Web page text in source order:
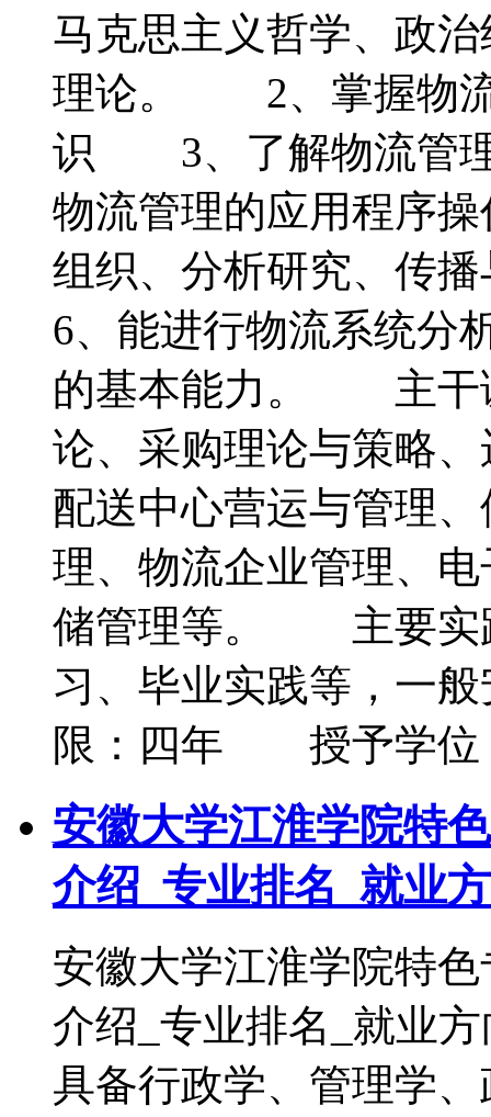
马克思主义哲学、政
理论。 2、掌握物流
识 3、了解物流管
物流管理的应用程序
组织、分析研究、
6、能进行物流系统分
的基本能力。 主干
论、采购理论与策略
配送中心营运与管理
理、物流企业管理、
储管理等。 主要实
习、毕业实践等，一
限：四年 授予学位
安徽大学江淮学院特
介绍_专业排名_就业
安徽大学江淮学院特
介绍_专业排名_就
具备行政学、管理学